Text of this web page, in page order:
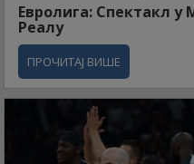
Евролига: Спектакл у
Реалу
ПРОЧИТАЈ ВИШЕ